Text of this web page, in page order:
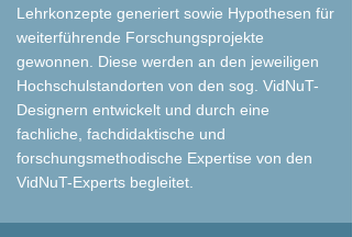
Lehrkonzepte generiert sowie Hypothesen für
weiterführende Forschungsprojekte
gewonnen. Diese werden an den jeweiligen
Hochschulstandorten von den sog. VidNuT-
Designern entwickelt und durch eine
fachliche, fachdidaktische und
forschungsmethodische Expertise von den
VidNuT-Experts begleitet.